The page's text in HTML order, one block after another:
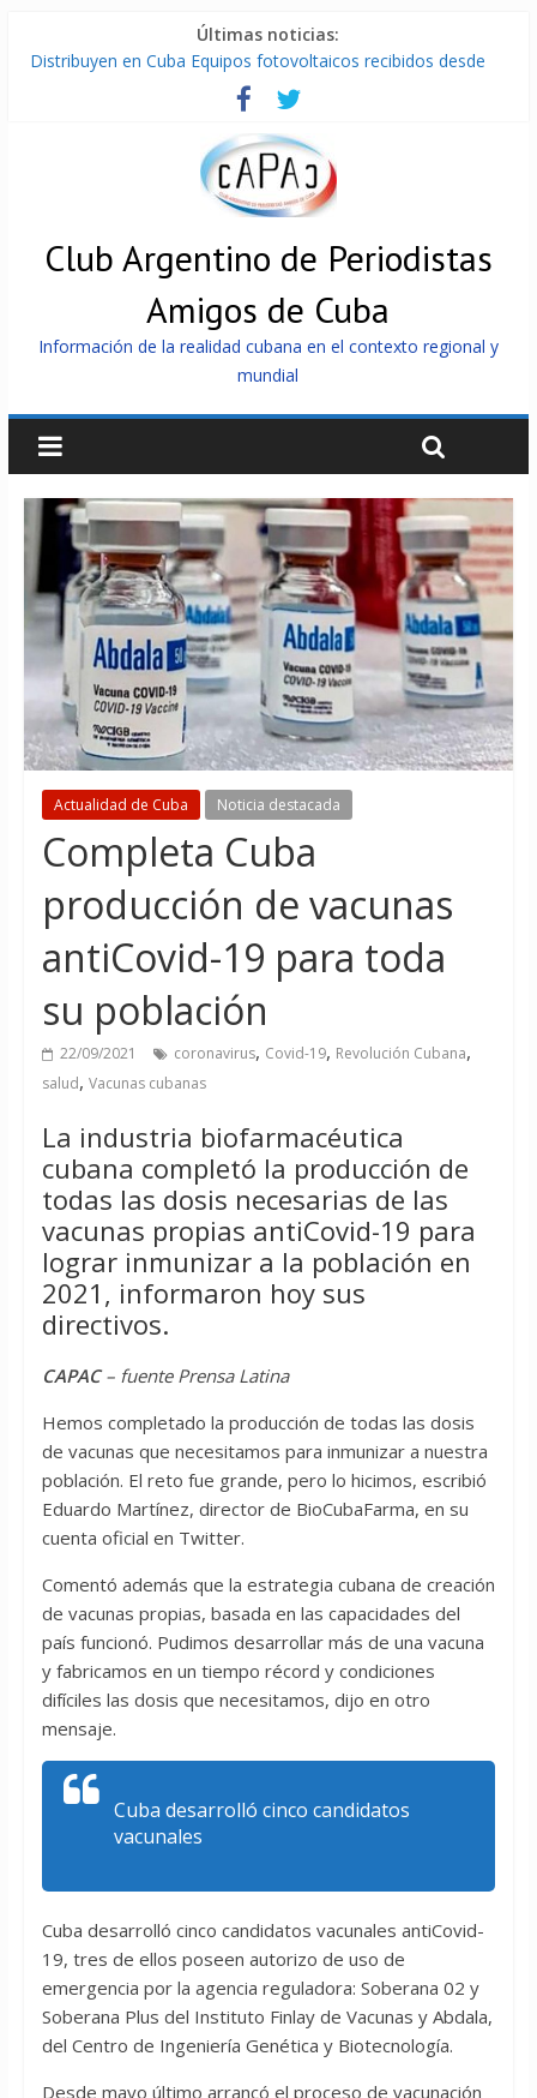
Últimas noticias:
Distribuyen en Cuba Equipos fotovoltaicos recibidos desde
La ONU condena medidas de EE.UU contra Cuba
Cuba alerta sobre doctrina militar de dominación de EEUU
Nuevas sanciones de EEUU contra Cuba apuntan a la
cooperación militar con Rusia y China
Brutal represión contra los que marchan para que no se
venda la patria
Club Argentino de Periodistas
Amigos de Cuba
Información de la realidad cubana en el contexto regional y
mundial
Actualidad de Cuba Noticia destacada
Completa Cuba
producción de vacunas
antiCovid-19 para toda
su población
22/09/2021 coronavirus, Covid-19, Revolución Cubana,
salud, Vacunas cubanas
La industria biofarmacéutica
cubana completó la producción de
todas las dosis necesarias de las
vacunas propias antiCovid-19 para
lograr inmunizar a la población en
2021, informaron hoy sus
directivos.
CAPAC– fuente Prensa Latina
Hemos completado la producción de todas las dosis
de vacunas que necesitamos para inmunizar a nuestra
población. El reto fue grande, pero lo hicimos, escribió
Eduardo Martínez, director de BioCubaFarma, en su
cuenta oficial en Twitter.
Comentó además que la estrategia cubana de creación
de vacunas propias, basada en las capacidades del
país funcionó. Pudimos desarrollar más de una vacuna
y fabricamos en un tiempo récord y condiciones
difíciles las dosis que necesitamos, dijo en otro
mensaje.
Cuba desarrolló cinco candidatos
vacunales
Cuba desarrolló cinco candidatos vacunales antiCovid-
19, tres de ellos poseen autorizo de uso de
emergencia por la agencia reguladora: Soberana 02 y
Soberana Plus del Instituto Finlay de Vacunas y Abdala,
del Centro de Ingeniería Genética y Biotecnología.
Desde mayo último arrancó el proceso de vacunación